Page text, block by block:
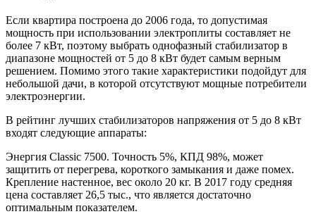
Если квартира построена до 2006 года, то допустимая
мощность при использовании электроплиты составляет не
более 7 кВт, поэтому выбрать однофазный стабилизатор в
диапазоне мощностей от 5 до 8 кВт будет самым верным
решением. Помимо этого такие характеристики подойдут для
небольшой дачи, в которой отсутствуют мощные потребители
электроэнергии.
В рейтинг лучших стабилизаторов напряжения от 5 до 8 кВт
входят следующие аппараты:
Энергия Classic 7500. Точность 5%, КПД 98%, может
защитить от перегрева, короткого замыкания и даже помех.
Крепление настенное, вес около 20 кг. В 2017 году средняя
цена составляет 26,5 тыс., что является достаточно
оптимальным показателем.